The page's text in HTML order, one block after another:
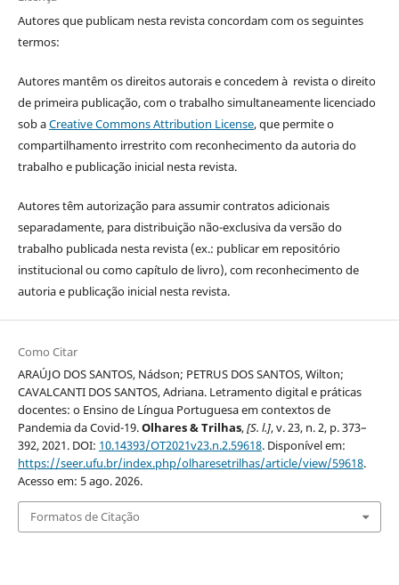
Autores que publicam nesta revista concordam com os seguintes
termos:
Autores mantêm os direitos autorais e concedem à revista o direito
de primeira publicação, com o trabalho simultaneamente licenciado
sob aCreative Commons Attribution License, que permite o
compartilhamento irrestrito com reconhecimento da autoria do
trabalho e publicação inicial nesta revista.
Autores têm autorização para assumir contratos adicionais
separadamente, para distribuição não-exclusiva da versão do
trabalho publicada nesta revista (ex.: publicar em repositório
institucional ou como capítulo de livro), com reconhecimento de
autoria e publicação inicial nesta revista.
Como Citar
ARAÚJO DOS SANTOS, Nádson; PETRUS DOS SANTOS, Wilton;
CAVALCANTI DOS SANTOS, Adriana. Letramento digital e práticas
docentes: o Ensino de Língua Portuguesa em contextos de
Pandemia da Covid-19.Olhares & Trilhas,[S. l.], v. 23, n. 2, p. 373–
392, 2021. DOI: 10.14393/OT2021v23.n.2.59618. Disponível em:
https://seer.ufu.br/index.php/olharesetrilhas/article/view/59618.
Acesso em: 5 ago. 2026.
Formatos de Citação